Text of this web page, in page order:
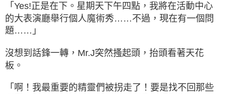
「Yes!正是在下。星期天下午四點，我將在活動中心
的大表演廳舉行個人魔術秀……不過，現在有一個問
題……」
沒想到話鋒一轉，Mr.J突然搔起頭，抬頭看著天花
板。
「啊！我最重要的精靈們被拐走了！要是找不回那些